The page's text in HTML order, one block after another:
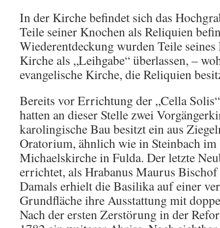
In der Kirche befindet sich das
Teile seiner Knochen als Reliquien
Wiederentdeckung wurden Teile
Kirche als „Leihgabe“ überlassen, –
evangelische Kirche, die Reliquien
Bereits vor Errichtung der „Cella
hatten an dieser Stelle zwei
karolingische Bau besitzt ein aus
Oratorium, ähnlich wie in Steinbach im
Michaelskirche in Fulda. Der letzte
errichtet, als Hrabanus Maurus
Damals erhielt die Basilika auf einer
Grundfläche ihre Ausstattung mit
Nach der ersten Zerstörung in der